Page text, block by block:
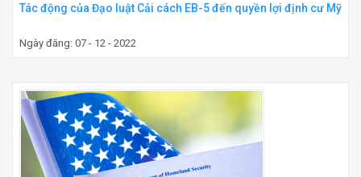
Tác động của Đạo luật Cải cách EB-5 đến quyền lợi định cư Mỹ
Ngày đăng: 07 - 12 - 2022